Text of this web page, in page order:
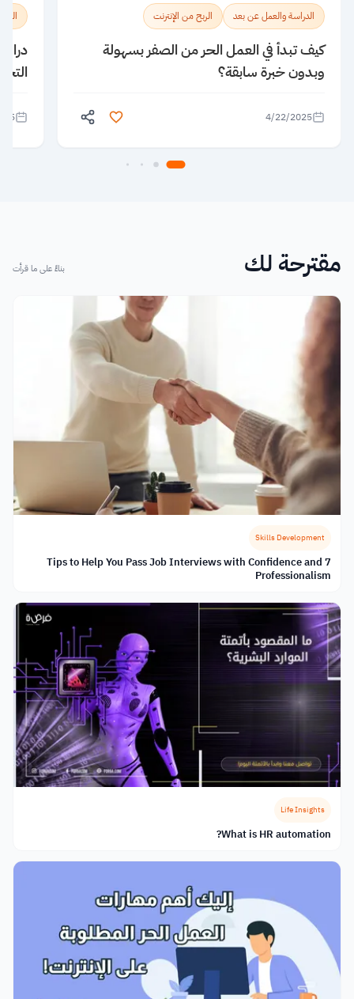
الدراسة والعمل عن بعد الربح من الإنترنت
كيف تبدأ في العمل الحر من الصفر بسهولة
وبدون خبرة سابقة؟
4/22/2025
مقترحة لك بناءً على ما قرأت
Skills Development
7 Tips to Help You Pass Job Interviews with Confidence and
Professionalism
Life Insights
What is HR automation?